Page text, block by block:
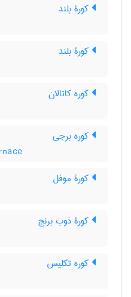
کورۀ بلند
کورۀ بلند
کوره کاتالان
کوره برجی
کورۀ موفل
کورۀ ذوب برنج
کوره تکلیس